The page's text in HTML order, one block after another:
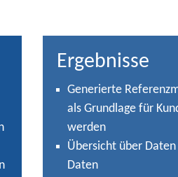
Ergebnisse
Generierte
als Grundlage für
werden
Übersicht über
Daten